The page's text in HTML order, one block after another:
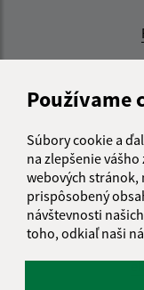
Používame
Súbory cookie a
na zlepšenie
webových stránok,
prispôsobený
návštevnosti
toho, odkiaľ naši
Vytvorené v